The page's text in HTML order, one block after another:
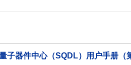
量子器件中心（SQDL）用户手册（